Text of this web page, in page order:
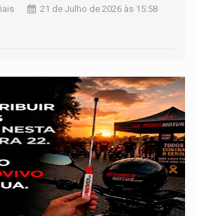
21 de Julho de 2026 às 15:58